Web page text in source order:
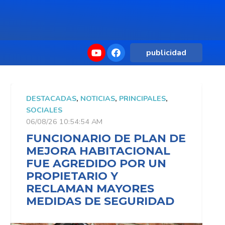
publicidad
DESTACADAS, NOTICIAS, PRINCIPALES,
SOCIALES
06/08/26 10:54:54 AM
FUNCIONARIO DE PLAN DE
MEJORA HABITACIONAL
FUE AGREDIDO POR UN
PROPIETARIO Y
RECLAMAN MAYORES
MEDIDAS DE SEGURIDAD